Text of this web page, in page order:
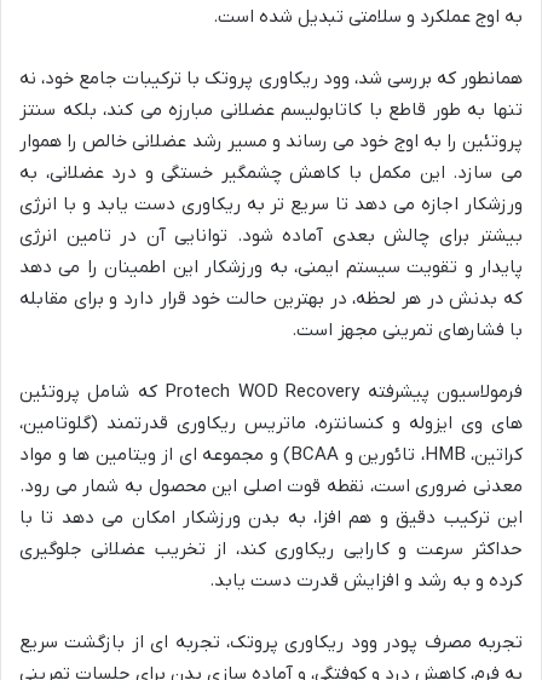
به اوج عملکرد و سلامتی تبدیل شده است.
همانطور که بررسی شد، وود ریکاوری پروتک با ترکیبات جامع خود، نه
تنها به طور قاطع با کاتابولیسم عضلانی مبارزه می کند، بلکه سنتز
پروتئین را به اوج خود می رساند و مسیر رشد عضلانی خالص را هموار
می سازد. این مکمل با کاهش چشمگیر خستگی و درد عضلانی، به
ورزشکار اجازه می دهد تا سریع تر به ریکاوری دست یابد و با انرژی
بیشتر برای چالش بعدی آماده شود. توانایی آن در تامین انرژی
پایدار و تقویت سیستم ایمنی، به ورزشکار این اطمینان را می دهد
که بدنش در هر لحظه، در بهترین حالت خود قرار دارد و برای مقابله
با فشارهای تمرینی مجهز است.
فرمولاسیون پیشرفته Protech WOD Recovery که شامل پروتئین
های وی ایزوله و کنسانتره، ماتریس ریکاوری قدرتمند (گلوتامین،
کراتین، HMB، تائورین و BCAA) و مجموعه ای از ویتامین ها و مواد
معدنی ضروری است، نقطه قوت اصلی این محصول به شمار می رود.
این ترکیب دقیق و هم افزا، به بدن ورزشکار امکان می دهد تا با
حداکثر سرعت و کارایی ریکاوری کند، از تخریب عضلانی جلوگیری
کرده و به رشد و افزایش قدرت دست یابد.
تجربه مصرف پودر وود ریکاوری پروتک، تجربه ای از بازگشت سریع
به فرم، کاهش درد و کوفتگی، و آماده سازی بدن برای جلسات تمرینی